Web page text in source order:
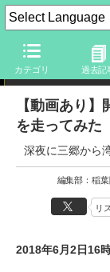
カテゴリ 過去記
ニュース
【動画あり
を走ってみた
深夜に三郷から
編集部：稲葉
リ
2018年6月2日16